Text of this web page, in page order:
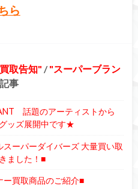
ら
買取告知 / スーパーブラン
事
話題のアーティストから
ッズ展開中です★
ーパーダイバーズ 大量買い取
ました！■
ー買取商品のご紹介■